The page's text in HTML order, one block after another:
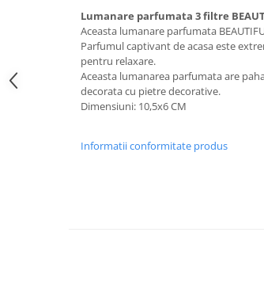
Lumanare parfumata 3 filtre
Aceasta lumanare parfumata
Parfumul captivant de acasa este
pentru relaxare.
Aceasta lumanarea parfumata are
decorata cu pietre decorative.
Dimensiuni: 10,5x6 CM
Informatii conformitate produs